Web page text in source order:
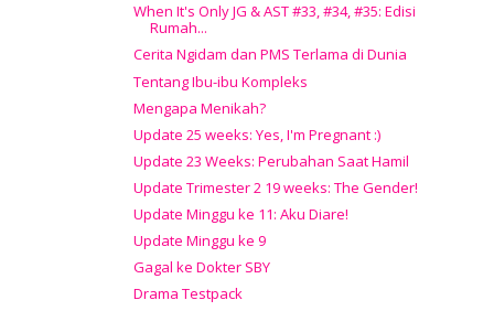
When It's Only JG & AST #33, #34, #35: Edisi
Rumah...
Cerita Ngidam dan PMS Terlama di Dunia
Tentang Ibu-ibu Kompleks
Mengapa Menikah?
Update 25 weeks: Yes, I'm Pregnant :)
Update 23 Weeks: Perubahan Saat Hamil
Update Trimester 2 19 weeks: The Gender!
Update Minggu ke 11: Aku Diare!
Update Minggu ke 9
Gagal ke Dokter SBY
Drama Testpack